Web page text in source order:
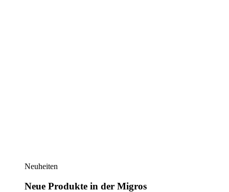
Neuheiten
Neue Produkte in der Migros